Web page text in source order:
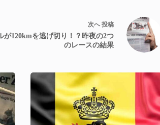
次へ投稿
が120kmを逃げ切り！？昨夜の2つ
のレースの結果